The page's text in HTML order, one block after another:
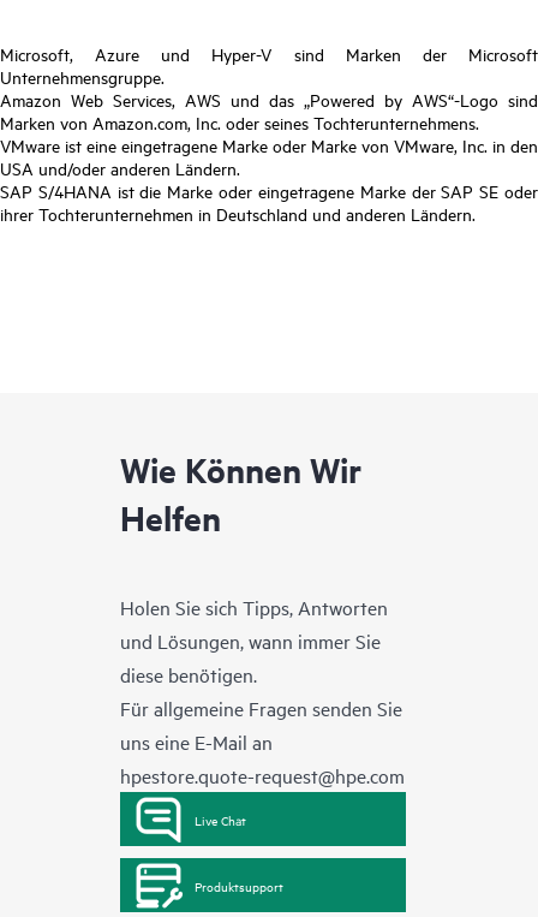
Microsoft, Azure und Hyper-V sind Marken der Microsoft
Unternehmensgruppe.
Amazon Web Services, AWS und das „Powered by AWS“-Logo sind
Marken von Amazon.com, Inc. oder seines Tochterunternehmens.
VMware ist eine eingetragene Marke oder Marke von VMware, Inc. in den
USA und/oder anderen Ländern.
SAP S/4HANA ist die Marke oder eingetragene Marke der SAP SE oder
ihrer Tochterunternehmen in Deutschland und anderen Ländern.
Wie Können Wir
Helfen
Holen Sie sich Tipps, Antworten
und Lösungen, wann immer Sie
diese benötigen.
Für allgemeine Fragen senden Sie
uns eine E-Mail an
hpestore.quote-request@hpe.com
Live Chat
Produktsupport